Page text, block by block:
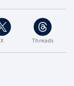
X Threads